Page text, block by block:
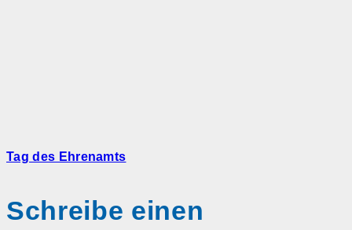
Tag des Ehrenamts
Schreibe einen